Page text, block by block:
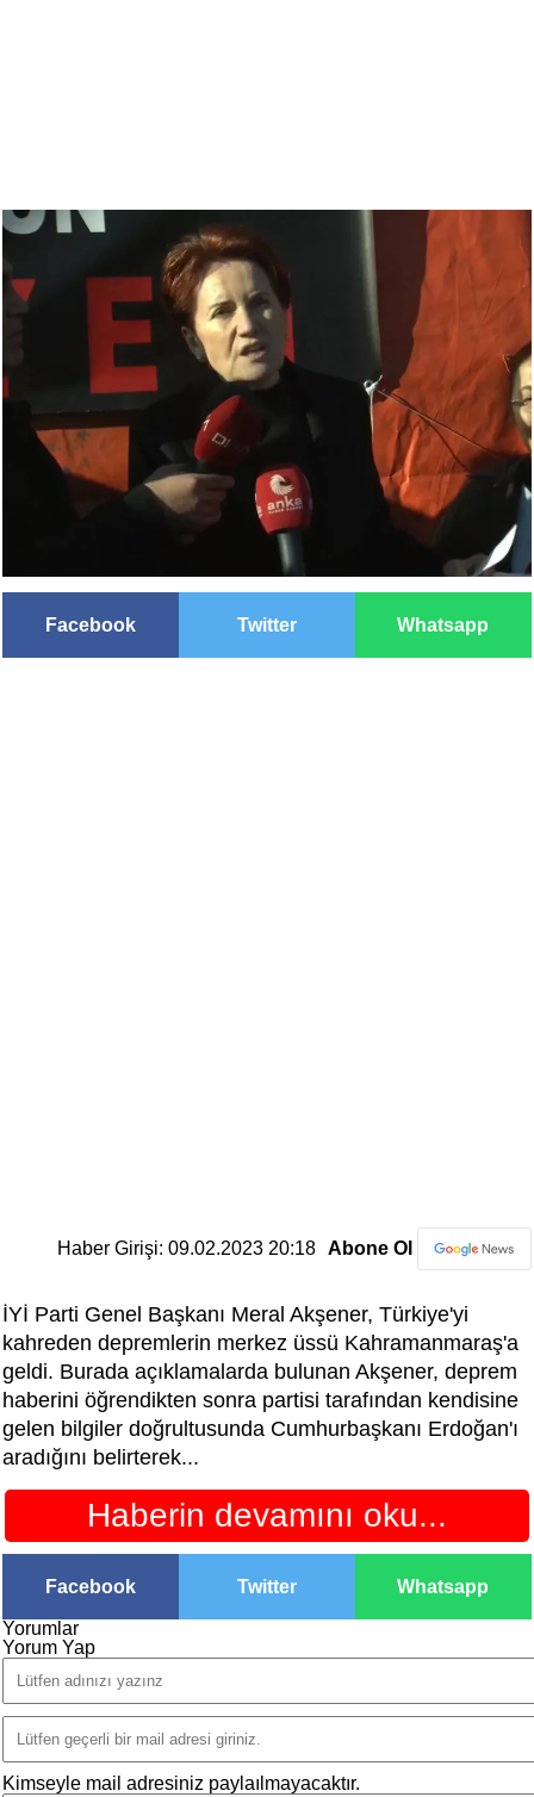
Facebook Twitter Whatsapp
Haber Girişi: 09.02.2023 20:18 Abone Ol
İYİ Parti Genel Başkanı Meral Akşener, Türkiye'yi
kahreden depremlerin merkez üssü Kahramanmaraş'a
geldi. Burada açıklamalarda bulunan Akşener, deprem
haberini öğrendikten sonra partisi tarafından kendisine
gelen bilgiler doğrultusunda Cumhurbaşkanı Erdoğan'ı
aradığını belirterek...
Haberin devamını oku...
Facebook Twitter Whatsapp
Yorumlar
Yorum Yap
Kimseyle mail adresiniz paylaılmayacaktır.